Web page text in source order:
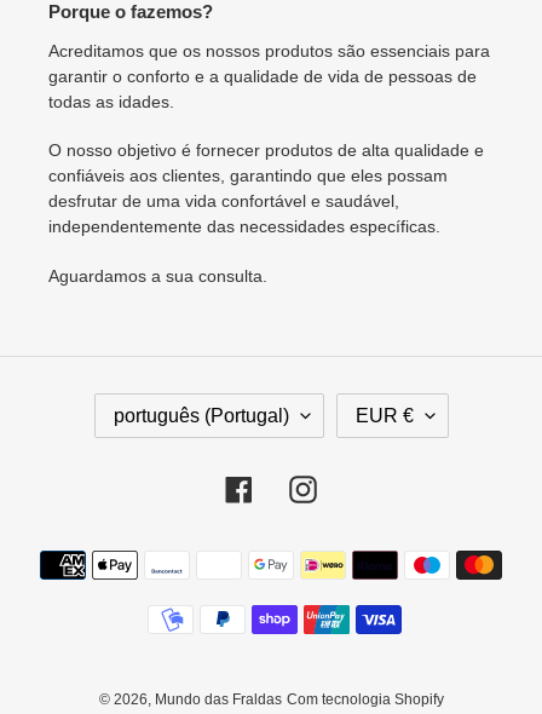
Porque o fazemos?
Acreditamos que os nossos produtos são essenciais para
garantir o conforto e a qualidade de vida de pessoas de
todas as idades.
O nosso objetivo é fornecer produtos de alta qualidade e
confiáveis aos clientes, garantindo que eles possam
desfrutar de uma vida confortável e saudável,
independentemente das necessidades específicas.
Aguardamos a sua consulta.
português (Portugal) EUR €
FacebookInstagram
Métodos
de
pagamento
© 2026, Mundo das Fraldas Com tecnologia Shopify